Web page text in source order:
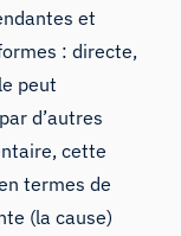
et
: directe,
peut
d’autres
cette
termes de
(la cause)